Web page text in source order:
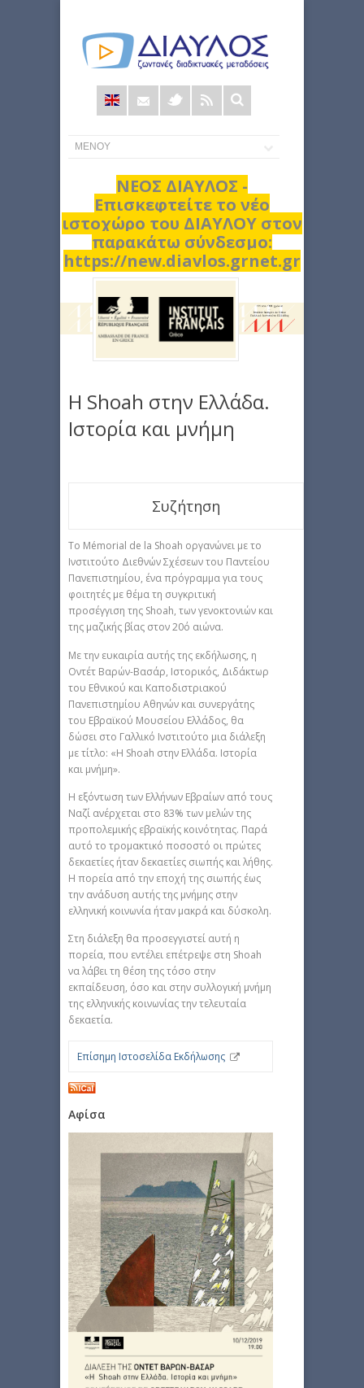
Φόρμα
αναζήτησης
ΝΕΟΣ ΔΙΑΥΛΟΣ -
Επισκεφτείτε το νέο
ιστοχώρο του ΔΙΑΥΛΟΥ στον
παρακάτω σύνδεσμο:
https://new.diavlos.grnet.gr
Η Shoah στην Ελλάδα.
Ιστορία και μνήμη
Συζήτηση
Το Mémorial de la Shoah οργανώνει με το
Ινστιτούτο Διεθνών Σχέσεων του Παντείου
Πανεπιστημίου, ένα πρόγραμμα για τους
φοιτητές με θέμα τη συγκριτική
προσέγγιση της Shoah, των γενοκτονιών και
της μαζικής βίας στον 20ό αιώνα.
Με την ευκαιρία αυτής της εκδήλωσης, η
Οντέτ Βαρών-Βασάρ, Iστορικός, Διδάκτωρ
του Εθνικού και Καποδιστριακού
Πανεπιστημίου Αθηνών και συνεργάτης
του Εβραϊκού Μουσείου Ελλάδος, θα
δώσει στο Γαλλικό Ινστιτούτο μια διάλεξη
με τίτλο: «Η Shoah στην Ελλάδα. Ιστορία
και μνήμη».
Η εξόντωση των Ελλήνων Εβραίων από τους
Ναζί ανέρχεται στο 83% των μελών της
προπολεμικής εβραϊκής κοινότητας. Παρά
αυτό το τρομακτικό ποσοστό οι πρώτες
δεκαετίες ήταν δεκαετίες σιωπής και λήθης.
Η πορεία από την εποχή της σιωπής έως
την ανάδυση αυτής της μνήμης στην
ελληνική κοινωνία ήταν μακρά και δύσκολη.
Στη διάλεξη θα προσεγγιστεί αυτή η
πορεία, που εντέλει επέτρεψε στη Shoah
να λάβει τη θέση της τόσο στην
εκπαίδευση, όσο και στην συλλογική μνήμη
της ελληνικής κοινωνίας την τελευταία
δεκαετία.
Επίσημη Ιστοσελίδα Εκδήλωσης
Αφίσα